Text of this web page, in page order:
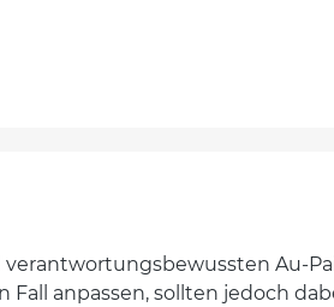
Au-
anpassen, sollten jedoch